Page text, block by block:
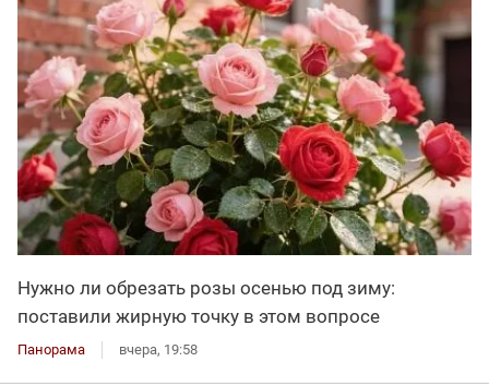
Нужно ли обрезать розы осенью под зиму:
поставили жирную точку в этом вопросе
Панорама вчера, 19:58